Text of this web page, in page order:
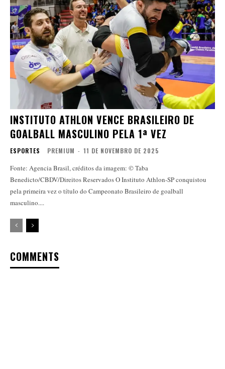
INSTITUTO ATHLON VENCE BRASILEIRO DE
GOALBALL MASCULINO PELA 1ª VEZ
ESPORTES PREMIUM - 11 DE NOVEMBRO DE 2025
Fonte: Agencia Brasil, créditos da imagem: © Taba
Benedicto/CBDV/Direitos Reservados O Instituto Athlon-SP conquistou
pela primeira vez o título do Campeonato Brasileiro de goalball
masculino....
COMMENTS